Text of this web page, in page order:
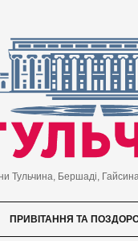
Тульчина, Бершаді,
ПРИВІТАННЯ ТА